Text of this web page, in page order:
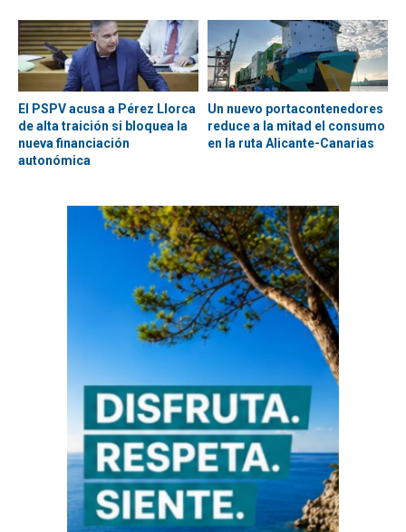
El PSPV acusa a Pérez Llorca
de alta traición si bloquea la
nueva financiación
autonómica
Un nuevo portacontenedores
reduce a la mitad el consumo
en la ruta Alicante-Canarias